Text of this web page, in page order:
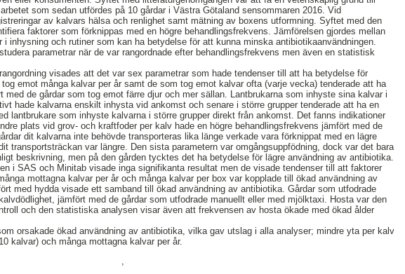
som sedan utfördes på 10 gårdar i Västra Götaland sensommaren 2016. Vid
av kalvars hälsa och renlighet samt mätning av boxens utformning. Syftet med den
faktorer som förknippas med en högre behandlingsfrekvens. Jämförelsen gjordes mellan
i inhysning och rutiner som kan ha betydelse för att kunna minska antibiotikaanvändningen.
parametrar när de var rangordnade efter behandlingsfrekvens men även en statistisk
visades att det var sex parametrar som hade tendenser till att ha betydelse för
emot många kalvar per år samt de som tog emot kalvar ofta (varje vecka) tenderade att ha
med de gårdar som tog emot färre djur och mer sällan. Lantbrukarna som inhyste sina kalvar i
hade kalvarna enskilt inhysta vid ankomst och senare i större grupper tenderade att ha en
lantbrukare som inhyste kalvarna i större grupper direkt från ankomst. Det fanns indikationer
plats vid grov- och kraftfoder per kalv hade en högre behandlingsfrekvens jämfört med de
dit kalvarna inte behövde transporteras lika länge verkade vara förknippat med en lägre
transportsträckan var längre. Den sista parametern var omgångsuppfödning, dock var det bara
beskrivning, men på den gården tycktes det ha betydelse för lägre användning av antibiotika.
i SAS och Minitab visade inga signifikanta resultat men de visade tendenser till att faktorer
mottagna kalvar per år och många kalvar per box var kopplade till ökad användning av
med hydda visade ett samband till ökad användning av antibiotika. Gårdar som utfodrade
jämfört med de gårdar som utfodrade manuellt eller med mjölktaxi. Hosta var den
och den statistiska analysen visar även att frekvensen av hosta ökade med ökad ålder
orsakade ökad användning av antibiotika, vilka gav utslag i alla analyser; mindre yta per kalv
kalvar) och många mottagna kalvar per år.